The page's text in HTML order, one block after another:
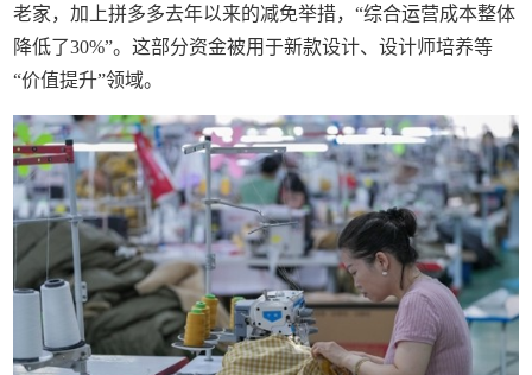
老家，加上拼多多去年以来的减免举措，“综合运营成本整体
降低了30%”。这部分资金被用于新款设计、设计师培养等
“价值提升”领域。